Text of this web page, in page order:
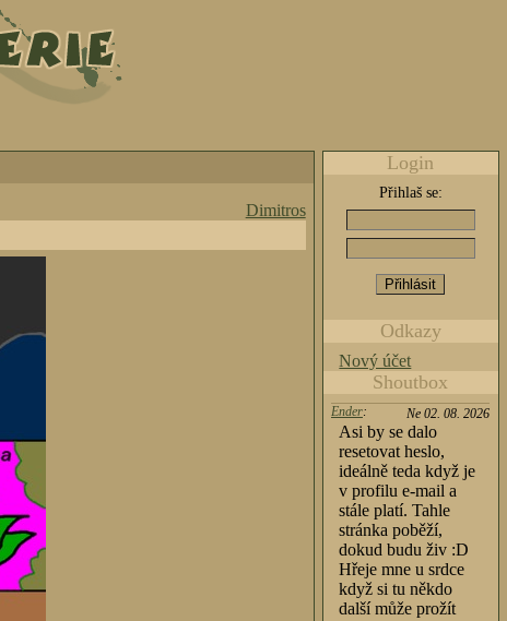
Dimitros
Login
Přihlaš se:
Odkazy
Nový účet
Shoutbox
Ne 02. 08. 2026
Ender:
Asi by se dalo
resetovat heslo,
ideálně teda když je
v profilu e-mail a
stále platí. Tahle
stránka poběží,
dokud budu živ :D
Hřeje mne u srdce
když si tu někdo
další může prožít